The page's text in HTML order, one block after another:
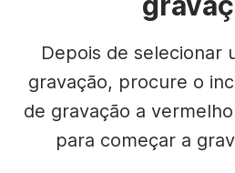
Depois de selecionar
gravação, procure o
de gravação a
para começar a